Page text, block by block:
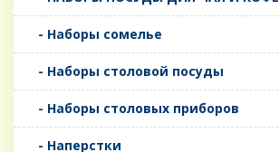
- Наборы сомелье
- Наборы столовой посуды
- Наборы столовых приборов
- Наперстки